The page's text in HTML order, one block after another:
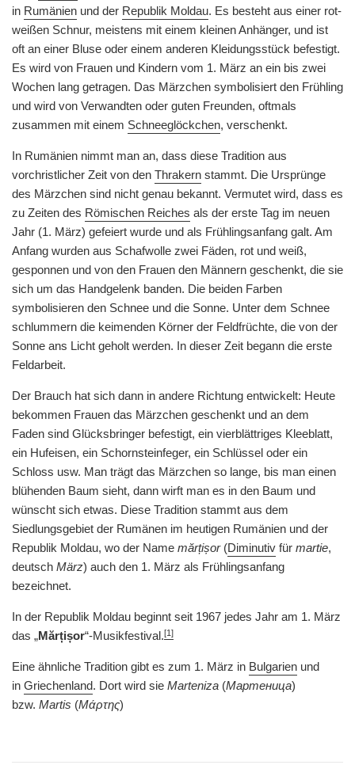
in Rumänien und der Republik Moldau. Es besteht aus einer rot-
weißen Schnur, meistens mit einem kleinen Anhänger, und ist
oft an einer Bluse oder einem anderen Kleidungsstück befestigt.
Es wird von Frauen und Kindern vom 1. März an ein bis zwei
Wochen lang getragen. Das Märzchen symbolisiert den Frühling
und wird von Verwandten oder guten Freunden, oftmals
zusammen mit einem Schneeglöckchen, verschenkt.
In Rumänien nimmt man an, dass diese Tradition aus
vorchristlicher Zeit von den Thrakern stammt. Die Ursprünge
des Märzchen sind nicht genau bekannt. Vermutet wird, dass es
zu Zeiten des Römischen Reiches als der erste Tag im neuen
Jahr (1. März) gefeiert wurde und als Frühlingsanfang galt. Am
Anfang wurden aus Schafwolle zwei Fäden, rot und weiß,
gesponnen und von den Frauen den Männern geschenkt, die sie
sich um das Handgelenk banden. Die beiden Farben
symbolisieren den Schnee und die Sonne. Unter dem Schnee
schlummern die keimenden Körner der Feldfrüchte, die von der
Sonne ans Licht geholt werden. In dieser Zeit begann die erste
Feldarbeit.
Der Brauch hat sich dann in andere Richtung entwickelt: Heute
bekommen Frauen das Märzchen geschenkt und an dem
Faden sind Glücksbringer befestigt, ein vierblättriges Kleeblatt,
ein Hufeisen, ein Schornsteinfeger, ein Schlüssel oder ein
Schloss usw. Man trägt das Märzchen so lange, bis man einen
blühenden Baum sieht, dann wirft man es in den Baum und
wünscht sich etwas. Diese Tradition stammt aus dem
Siedlungsgebiet der Rumänen im heutigen Rumänien und der
Republik Moldau, wo der Name mărțișor(Diminutiv für martie,
deutsch März) auch den 1. März als Frühlingsanfang
bezeichnet.
In der Republik Moldau beginnt seit 1967 jedes Jahr am 1. März
das „Mărțișor“-Musikfestival.[1]
Eine ähnliche Tradition gibt es zum 1. März in Bulgarien und
in Griechenland. Dort wird sie Marteniza (Мартеница)
bzw. Martis (Μάρτης)